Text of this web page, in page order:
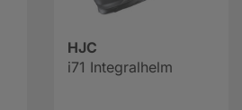
HJC
i71 Integralhelm